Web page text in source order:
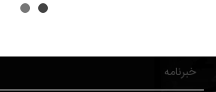
خبرنامه